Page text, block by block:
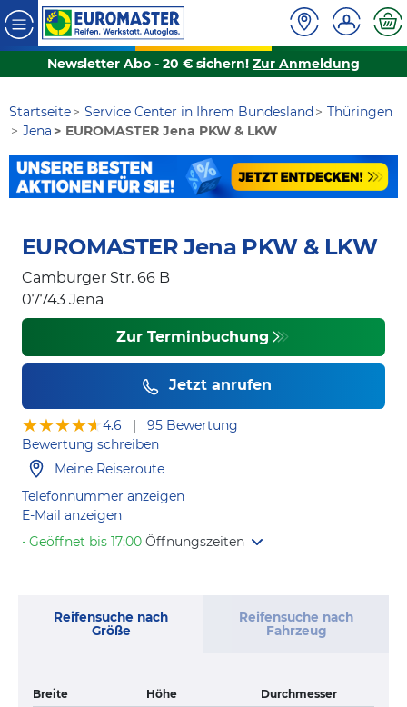
Newsletter Abo - 20 € sichern! Zur Anmeldung
Startseite Service Center in Ihrem Bundesland
Thüringen
Jena
EUROMASTER Jena PKW & LKW
EUROMASTER Jena PKW & LKW
Camburger Str. 66 B
07743 Jena
Zur Terminbuchung
Jetzt anrufen
★★★★★
★★★★★4.6 |95 Bewertung
Bewertung schreiben
Meine Reiseroute
Telefonnummer anzeigen
E-Mail anzeigen
• Geöffnet bis 17:00 Öffnungszeiten
Reifensuche nach
Größe
Reifensuche nach
Fahrzeug
Breite Höhe Durchmesser